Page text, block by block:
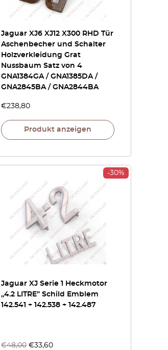
Jaguar XJ6 XJ12 X300 RHD Tür
Aschenbecher und Schalter
Holzverkleidung Grat
Nussbaum Satz von 4
GNA1384GA / GNA1385DA /
GNA2845BA / GNA2844BA
€238,80
Produkt anzeigen
-30%
Jaguar XJ Serie 1 Heckmotor
„4.2 LITRE” Schild Emblem
142.541 + 142.538 + 142.487
€48,00 €33,60